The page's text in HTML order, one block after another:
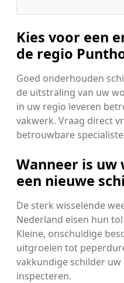
Kies voor een
de regio
Goed onderhouden
de uitstraling van uw
in uw regio leveren
vakwerk. Vraag direct
betrouwbare
Wanneer is uw
een nieuwe
De sterk wisselende
Nederland eisen hun
Kleine, onschuldige
uitgroeien tot
vakkundige schilder
inspecteren.